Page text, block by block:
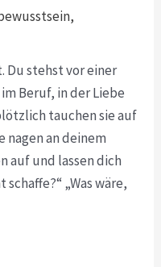
,
Du stehst vor einer
Beruf, in der Liebe
tauchen sie auf
nagen an deinem
auf und lassen dich
schaffe?“ „Was wäre,